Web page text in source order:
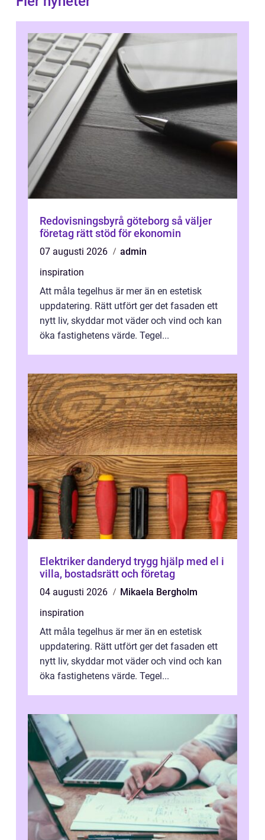
Redovisningsbyrå göteborg så väljer
företag rätt stöd för ekonomin
07 augusti 2026
admin
inspiration
Att måla tegelhus är mer än en estetisk
uppdatering. Rätt utfört ger det fasaden ett
nytt liv, skyddar mot väder och vind och kan
öka fastighetens värde. Tegel...
Elektriker danderyd trygg hjälp med el i
villa, bostadsrätt och företag
04 augusti 2026
Mikaela Bergholm
inspiration
Att måla tegelhus är mer än en estetisk
uppdatering. Rätt utfört ger det fasaden ett
nytt liv, skyddar mot väder och vind och kan
öka fastighetens värde. Tegel...